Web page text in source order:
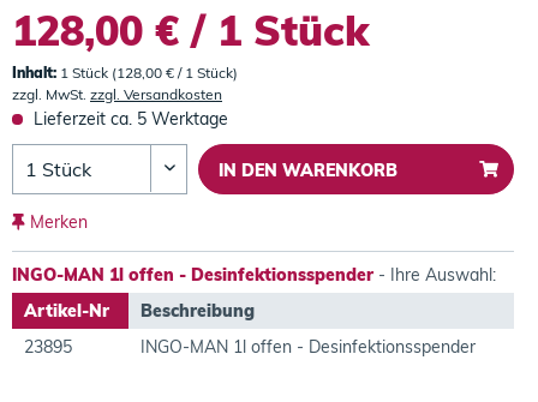
128,00 € / 1 Stück
Inhalt: 1 Stück (128,00 € / 1 Stück)
zzgl. MwSt. zzgl. Versandkosten
Lieferzeit ca. 5 Werktage
IN DEN WARENKORB
Merken
INGO-MAN 1l offen - Desinfektionsspender - Ihre Auswahl:
Artikel-Nr
Beschreibung
23895
INGO-MAN 1l offen - Desinfektionsspender